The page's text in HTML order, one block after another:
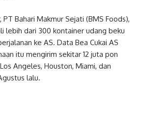
Bahari Makmur Sejati (BMS Foods),
lebih dari 300 kontainer udang beku
ke AS. Data Bea Cukai AS
itu mengirim sekitar 12 juta pon
Angeles, Houston, Miami, dan
lalu.